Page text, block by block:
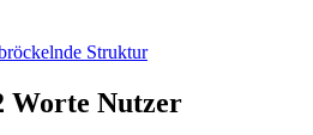
Struktur
Worte Nutzer